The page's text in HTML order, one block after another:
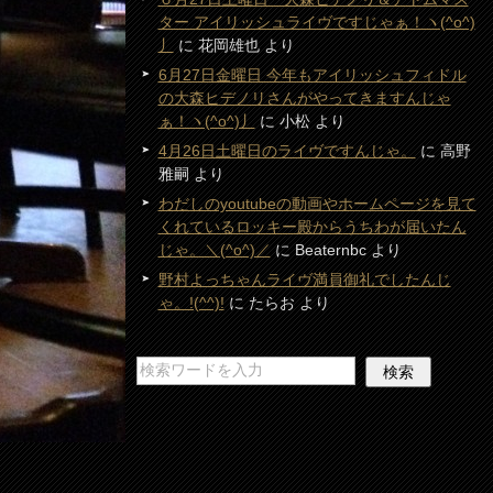
ター アイリッシュライヴですじゃぁ！ヽ(^o^)
丿に花岡雄也より
6月27日金曜日 今年もアイリッシュフィドル
の大森ヒデノリさんがやってきますんじゃ
ぁ！ヽ(^o^)丿に小松より
4月26日土曜日のライヴですんじゃ。に高野
雅嗣より
わだしのyoutubeの動画やホームページを見て
くれているロッキー殿からうちわが届いたん
じゃ。＼(^o^)／にBeaternbcより
野村よっちゃんライヴ満員御礼でしたんじ
ゃ。!(^^)!にたらおより